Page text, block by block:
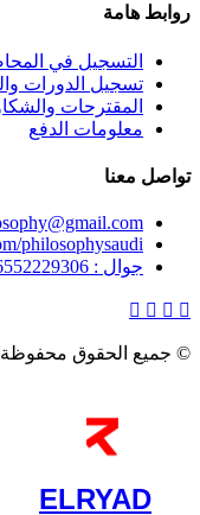
روابط هامة
التسجيل في
تسجيل الدورات
المقترحات
معلومات الدفع
تواصل معنا
philosophysaudi/
جوال : 966552229306+
© جميع الحقوق محفوظة
ELRYAD